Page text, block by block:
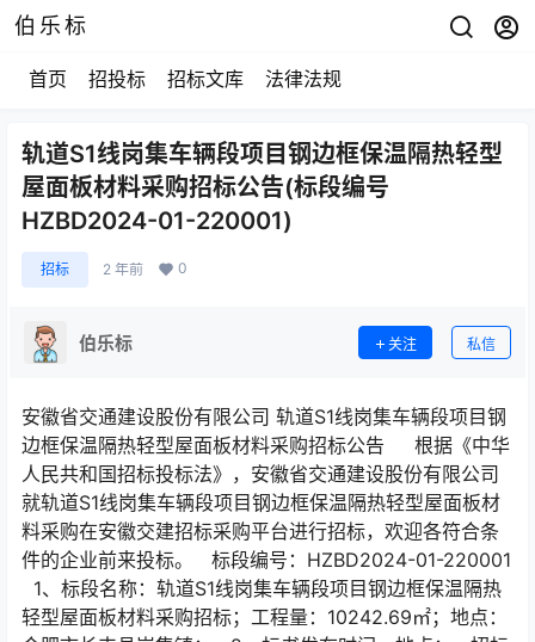
伯乐标
首页 招投标 招标文库 法律法规
轨道S1线岗集车辆段项目钢边框保温隔热轻型
屋面板材料采购招标公告(标段编号
HZBD2024-01-220001)
招标 2 年前 0
伯乐标 关注 私信
安徽省交通建设股份有限公司 轨道S1线岗集车辆段项目钢
边框保温隔热轻型屋面板材料采购招标公告 根据《中华
人民共和国招标投标法》，安徽省交通建设股份有限公司
就轨道S1线岗集车辆段项目钢边框保温隔热轻型屋面板材
料采购在安徽交建招标采购平台进行招标，欢迎各符合条
件的企业前来投标。 标段编号：HZBD2024-01-220001
1、标段名称：轨道S1线岗集车辆段项目钢边框保温隔热
轻型屋面板材料采购招标；工程量：10242.69㎡；地点：